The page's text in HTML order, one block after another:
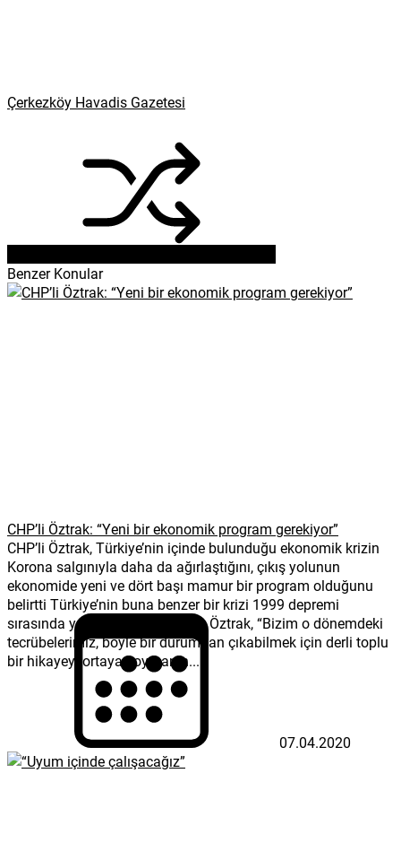
Çerkezköy Havadis Gazetesi
Benzer Konular
CHP’li Öztrak: “Yeni bir ekonomik program gerekiyor”
CHP’li Öztrak, Türkiye’nin içinde bulunduğu ekonomik krizin
Korona salgınıyla daha da ağırlaştığını, çıkış yolunun
ekonomide yeni ve dört başı mamur bir program olduğunu
belirtti Türkiye’nin buna benzer bir krizi 1999 depremi
sırasında yaşadığını anımsatan Öztrak, “Bizim o dönemdeki
tecrübelerimiz, böyle bir durumdan çıkabilmek için derli toplu
bir hikayeyi ortaya koymanın...
07.04.2020